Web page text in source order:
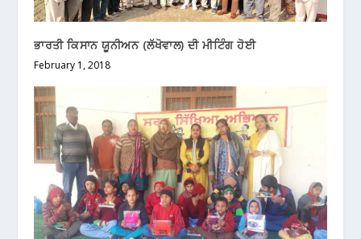
ਭਾਰਤੀ ਕਿਸਾਨ ਯੂਨੀਅਨ (ਲੱਖੋਵਾਲ) ਦੀ ਮੀਟਿੰਗ ਹੋਈ
February 1, 2018